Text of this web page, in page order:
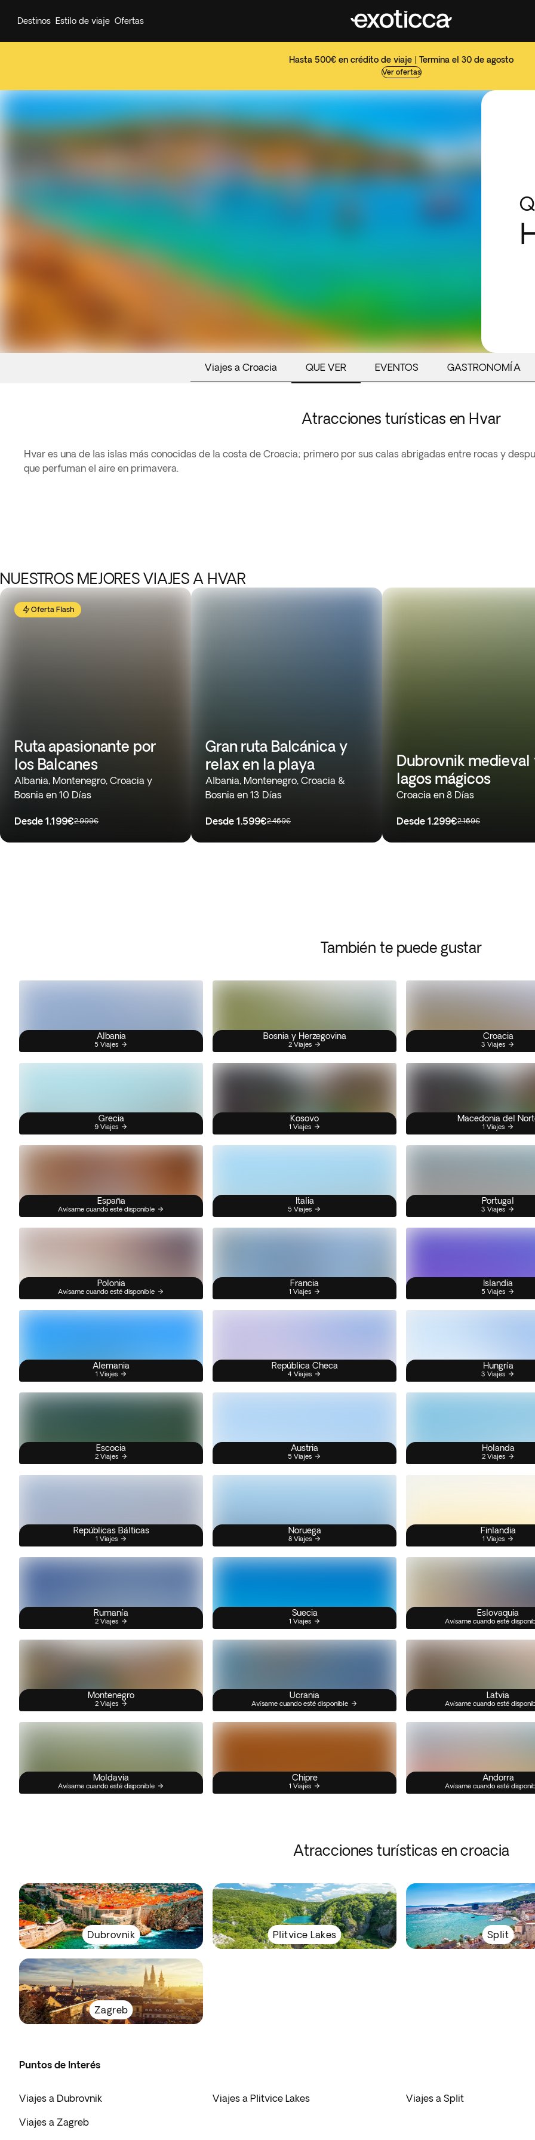
Hasta 500€ en crédito de viaje | Termina el 30 de agosto
Ver ofertas
Destinos Estilo de viaje Ofertas
Viajes a Croacia QUE VER EVENTOS GASTRONOMÍA
Atracciones turísticas en Hvar
Hvar es una de las islas más conocidas de la costa de Croacia; primero por sus calas abrigadas entre rocas y
que perfuman el aire en primavera.
NUESTROS MEJORES VIAJES A HVAR
Oferta Flash
Ruta apasionante por
los Balcanes
Albania, Montenegro, Croacia y
Bosnia en 10 Días
Desde 1.199€2.999€
Gran ruta Balcánica y
relax en la playa
Albania, Montenegro, Croacia &
Bosnia en 13 Días
Desde 1.599€2.469€
Dubrovnik medieval
lagos mágicos
Croacia en 8 Días
Desde 1.299€2.169€
También te puede gustar
Albania
5 Viajes
Bosnia y Herzegovina
2 Viajes
Croacia
3 Viajes
Grecia
9 Viajes
Kosovo
1 Viajes
Macedonia del
1 Viajes
España
Avísame cuando esté disponible
Italia
5 Viajes
Portugal
3 Viajes
Polonia
Avísame cuando esté disponible
Francia
1 Viajes
Islandia
5 Viajes
Alemania
1 Viajes
República Checa
4 Viajes
Hungría
3 Viajes
Escocia
2 Viajes
Austria
5 Viajes
Holanda
2 Viajes
Repúblicas Bálticas
1 Viajes
Noruega
8 Viajes
Finlandia
1 Viajes
Rumanía
2 Viajes
Suecia
1 Viajes
Eslovaquia
Avísame cuando esté
Montenegro
2 Viajes
Ucrania
Avísame cuando esté disponible
Latvia
Avísame cuando esté
Moldavia
Avísame cuando esté disponible
Chipre
1 Viajes
Andorra
Avísame cuando esté
Atracciones turísticas en croacia
Dubrovnik Plitvice Lakes Split
Zagreb
Puntos de Interés
Viajes a Dubrovnik Viajes a Plitvice Lakes Viajes a Split
Viajes a Zagreb